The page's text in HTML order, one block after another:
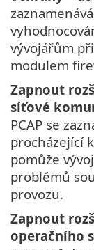
vývojářům
modulem
Zapnout
síťové
PCAP se
procházející
pomůže
problémů
provozu.
Zapnout
operačního